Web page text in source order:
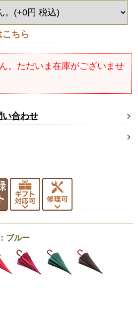
ちら
。ただいま在庫がございませ
い合わせ
ブルー